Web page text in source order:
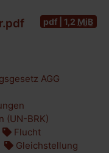
pdf | 1,2 MiB
AGG
(UN-BRK)
Flucht
Gleichstellung